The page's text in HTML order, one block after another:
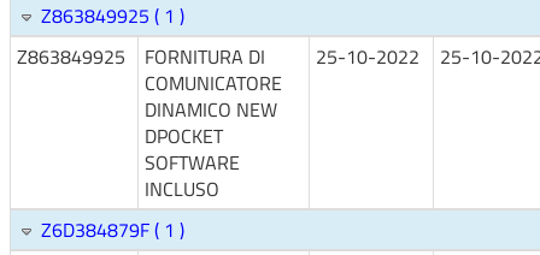
Z863849925 ( 1 )
Z863849925
FORNITURA DI
COMUNICATORE
DINAMICO NEW
DPOCKET
SOFTWARE
INCLUSO
25-10-2022 25-10-
Z6D384879F ( 1 )